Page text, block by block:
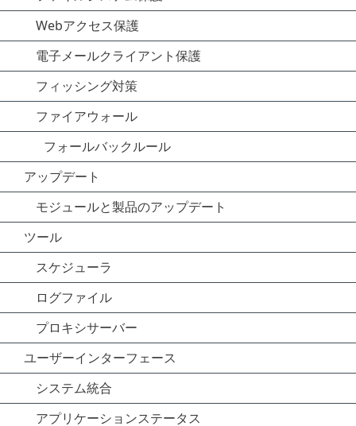
Webアクセス保護
電子メールクライアント保護
フィッシング対策
ファイアウォール
フォールバックルール
アップデート
モジュールと製品のアップデート
ツール
スケジューラ
ログファイル
プロキシサーバー
ユーザーインターフェース
システム統合
アプリケーションステータス